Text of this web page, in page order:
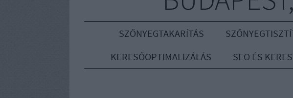
SZŐNYEGTAKARÍTÁS
KERESŐOPTIMALIZÁLÁS
SEO ÉS